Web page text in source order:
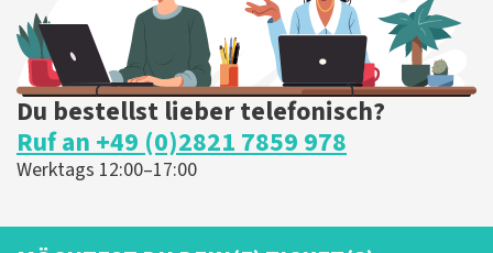
Du bestellst lieber telefonisch?
Ruf an +49 (0)2821 7859 978
Werktags 12:00–17:00